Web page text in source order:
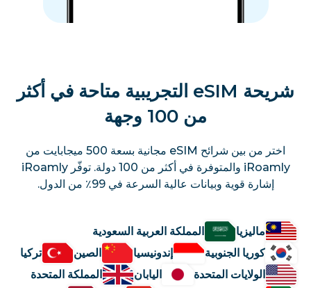
شريحة eSIM التجريبية متاحة في أكثر
من 100 وجهة
اختر من بين شرائح eSIM مجانية بسعة 500 ميجابايت من
iRoamly والمتوفرة في أكثر من 100 دولة. توفّر iRoamly
إشارة قوية وبيانات عالية السرعة في 99٪ من الدول.
ماليزيا
المملكة العربية السعودية
كوريا الجنوبية
إندونيسيا الصين
تركيا
الولايات المتحدة
اليابان
المملكة المتحدة